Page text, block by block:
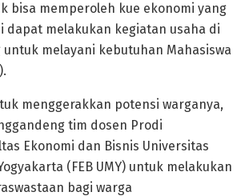
bisa memperoleh kue ekonomi yang
dapat melakukan kegiatan usaha di
melayani kebutuhan Mahasiswa
menggerakkan potensi warganya,
tim dosen Prodi
Ekonomi dan Bisnis Universitas
(FEB UMY) untuk melakukan
bagi warga